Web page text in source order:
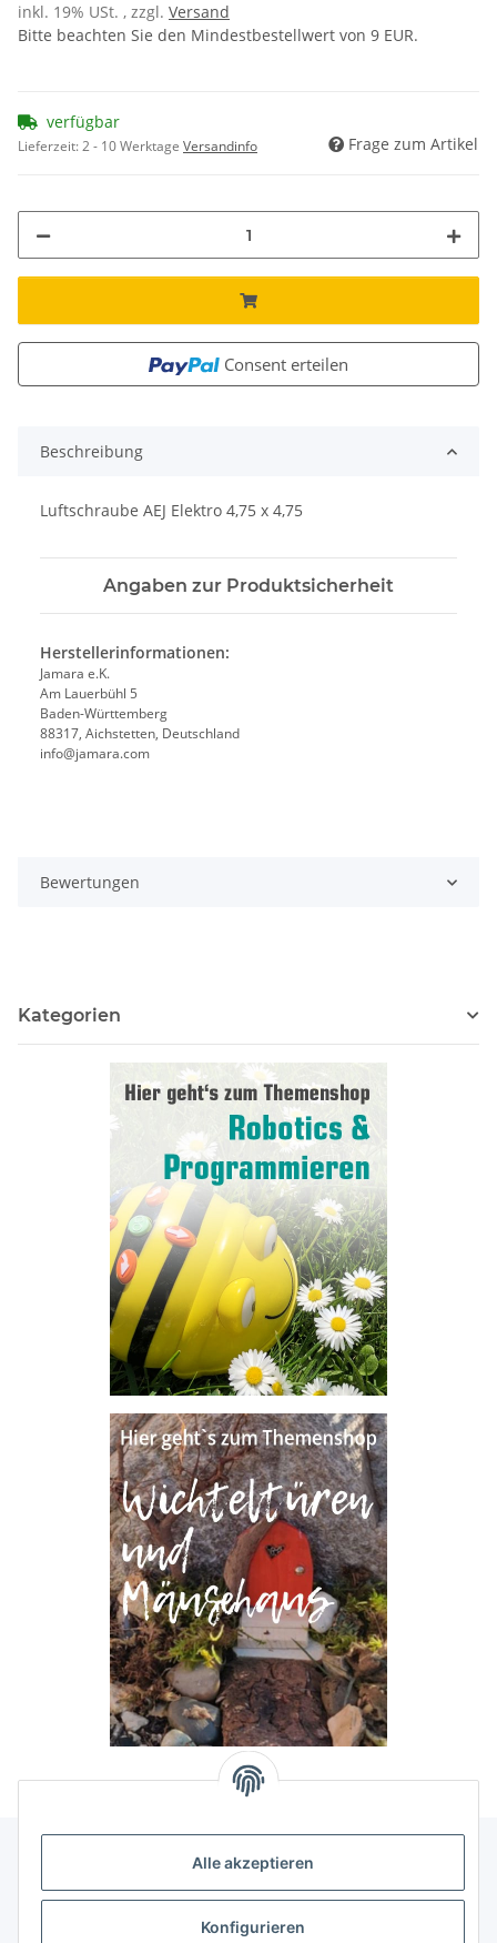
Alle akzeptieren
Konfigurieren
inkl. 19% USt. , zzgl. Versand
Bitte beachten Sie den Mindestbestellwert von 9 EUR.
verfügbar
Lieferzeit:2 - 10 Werktage Versandinfo Frage zum Artikel
Consent erteilen
Beschreibung
Luftschraube AEJ Elektro 4,75 x 4,75
Angaben zur Produktsicherheit
Herstellerinformationen:
Jamara e.K.
Am Lauerbühl 5
Baden-Württemberg
88317, Aichstetten, Deutschland
info@jamara.com
Bewertungen
Kategorien
Allgemeine Informationen